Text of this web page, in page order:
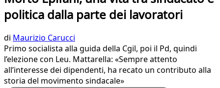
politica dalla parte dei lavoratori
di Maurizio Carucci
Primo socialista alla guida della Cgil, poi il Pd, quindi
l’elezione con Leu. Mattarella: «Sempre attento
all’interesse dei dipendenti, ha recato un contributo alla
storia del movimento sindacale»